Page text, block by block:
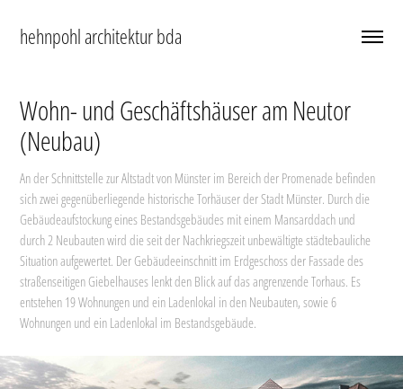
hehnpohl architektur bda
Wohn- und Geschäftshäuser am Neutor
(Neubau)
An der Schnittstelle zur Altstadt von Münster im Bereich der Promenade befinden
sich zwei gegenüberliegende historische Torhäuser der Stadt Münster. Durch die
Gebäudeaufstockung eines Bestandsgebäudes mit einem Mansarddach und
durch 2 Neubauten wird die seit der Nachkriegszeit unbewältigte städtebauliche
Situation aufgewertet. Der Gebäudeeinschnitt im Erdgeschoss der Fassade des
straßenseitigen Giebelhauses lenkt den Blick auf das angrenzende Torhaus. Es
entstehen 19 Wohnungen und ein Ladenlokal in den Neubauten, sowie 6
Wohnungen und ein Ladenlokal im Bestandsgebäude.